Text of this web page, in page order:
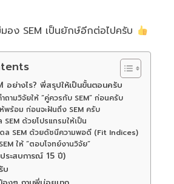
อง SEM เป็นยักษ์อีกต่อไปครับ
อย่างไร? พี่สรุปให้เป็นขั้นตอนครับ
ถามวิจัยให้ “คู่ควรกับ SEM” ก่อนครับ
พร้อม ก่อนจะฝันถึง SEM ครับ
SEM ด้วยโปรแกรมให้เป็น
ดล SEM ด้วยดัชนีความพอดี (Fit Indices)
ให้ “ตอบโจทย์งานวิจัย”
ระสบการณ์ 15 ปี)
บ